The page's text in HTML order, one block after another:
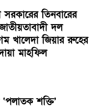
সরকারের তিনবারের
দল
খালেদা জিয়ার রুহের
মাহফিল
শক্তি’